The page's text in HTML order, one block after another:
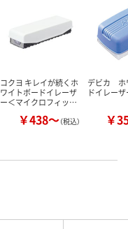
コクヨ キレイが続くホ
ワイトボードイレーザ
ー＜マイクロフィッ…
￥438～（税込）
デビカ ホ
ドイレーザ
￥